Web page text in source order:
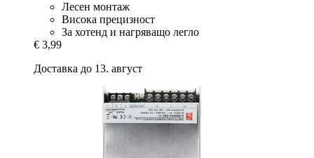
Лесен монтаж
Висока прецизност
За хотенд и нагряващо легло
€ 3,99
Доставка до 13. август